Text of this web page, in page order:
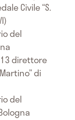
Civile “S.
del
direttore
di
del